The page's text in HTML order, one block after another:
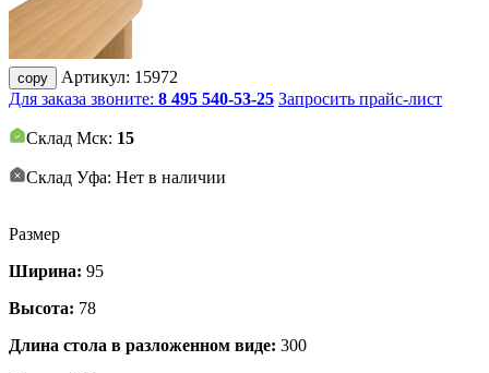
copy Артикул: 15972
Для заказа звоните: 8 495 540-53-25 Запросить прайс-лист
Склад Мск: 15
Склад Уфа: Нет в наличии
Размер
Ширина: 95
Высота: 78
Длина стола в разложенном виде: 300